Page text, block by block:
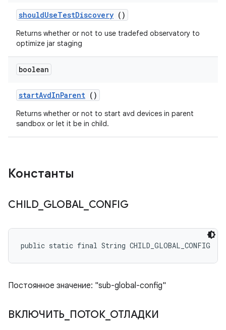
shouldUseTestDiscovery ()
Returns whether or not to use tradefed observatory to
optimize jar staging
boolean
startAvdInParent ()
Returns whether or not to start avd devices in parent
sandbox or let it be in child.
Константы
CHILD_ GLOBAL CONFIG
public static final String CHILD_GLOBAL_CONFIG
Постоянное значение: "sub-global-config"
ВКЛЮЧИТЬ ПОТОК_ ОТЛАДКИ